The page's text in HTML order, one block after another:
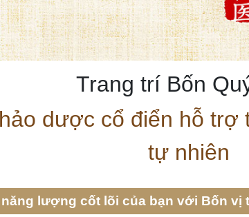
Trang trí Bốn
dược cổ điển hỗ
tự nhiên
năng lượng cốt lõi của bạn với Bốn vị